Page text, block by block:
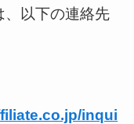
、以下の連絡先
inqui